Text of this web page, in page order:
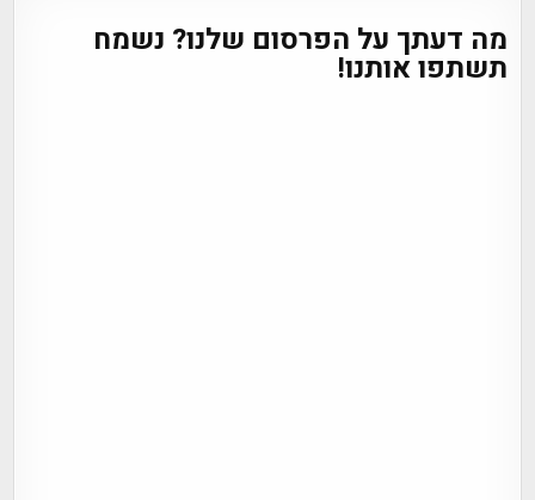
מה דעתך על הפרסום שלנו? נשמח
תשתפו אותנו!